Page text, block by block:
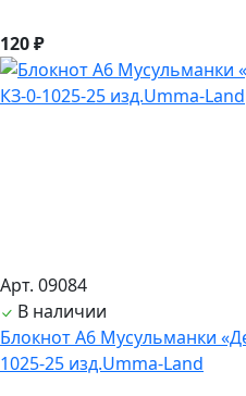
120 ₽
Арт. 09084
В наличии
Блокнот А6 Мусульманки
1025-25 изд.Umma-Land